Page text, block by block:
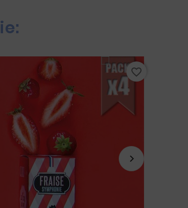
favorite_border